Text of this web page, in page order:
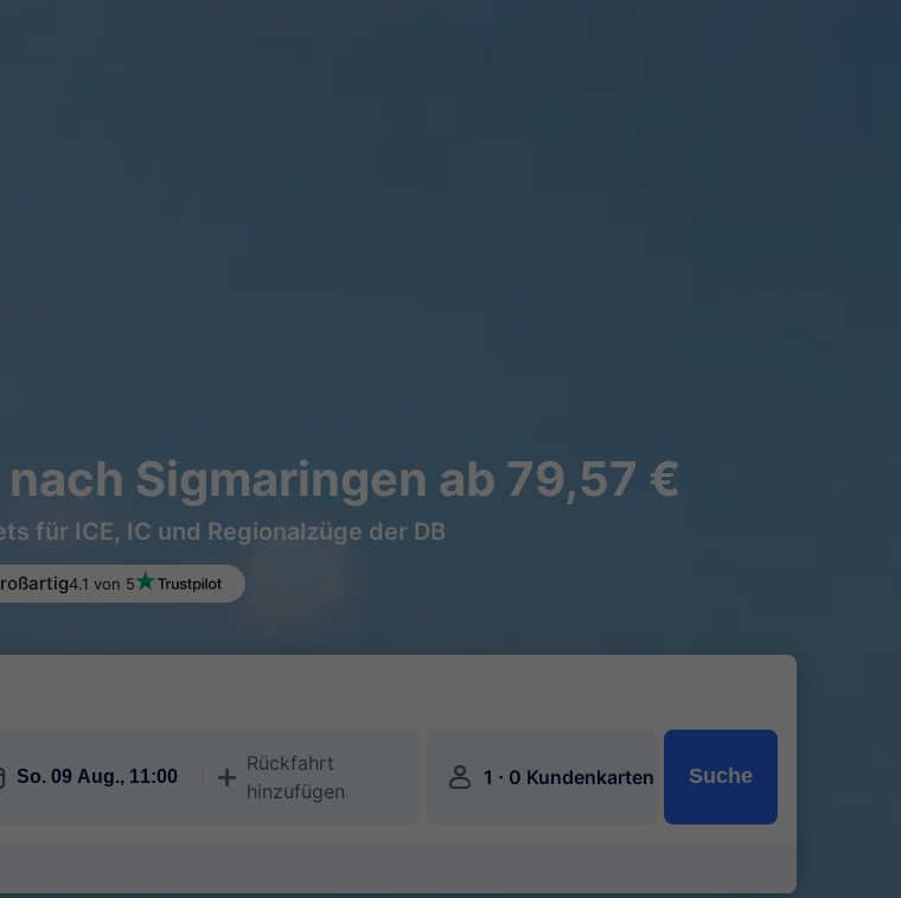
Sigmaringen ab 79,57 €
für ICE, IC und Regionalzüge der DB
4.1 von 5
󱅇
Rückfahrt
hinzufügen
󱍂 1 · 0 Kundenkarten Suche